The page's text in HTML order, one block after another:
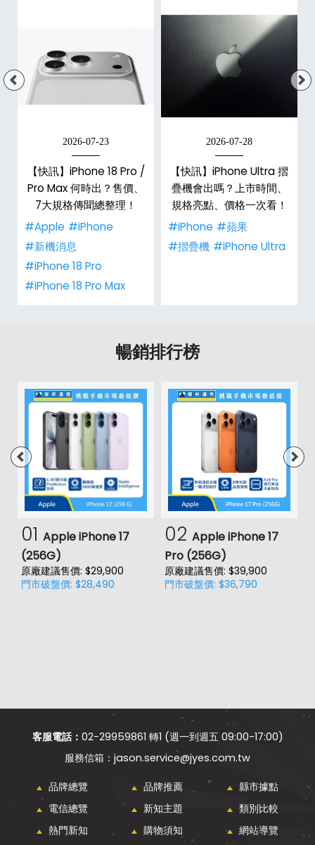
2026-07-23
【快訊】iPhone 18 Pro /
Pro Max 何時出？售價、
7大規格傳聞總整理！
#Apple #iPhone
#新機消息
#iPhone 18 Pro
#iPhone 18 Pro Max
2026-07-28
【快訊】iPhone Ultra 摺
疊機會出嗎？上市時間、
規格亮點、價格一次看！
#iPhone #蘋果
#摺疊機 #iPhone Ultra
暢銷排行榜
01 Apple iPhone 17
(256G)
原廠建議售價: $29,900
門市破盤價: $28,490
02 Apple iPhone 17
Pro (256G)
原廠建議售價: $39,900
門市破盤價: $36,790
客服電話： 02-29959861 轉1 (週一到週五 09:00-17:00)
jason.service@jyes.com.tw
品牌總覽 品牌推薦
縣市據點
電信總覽
新知主題
類別比較
熱門新知
購物須知 網站導覽